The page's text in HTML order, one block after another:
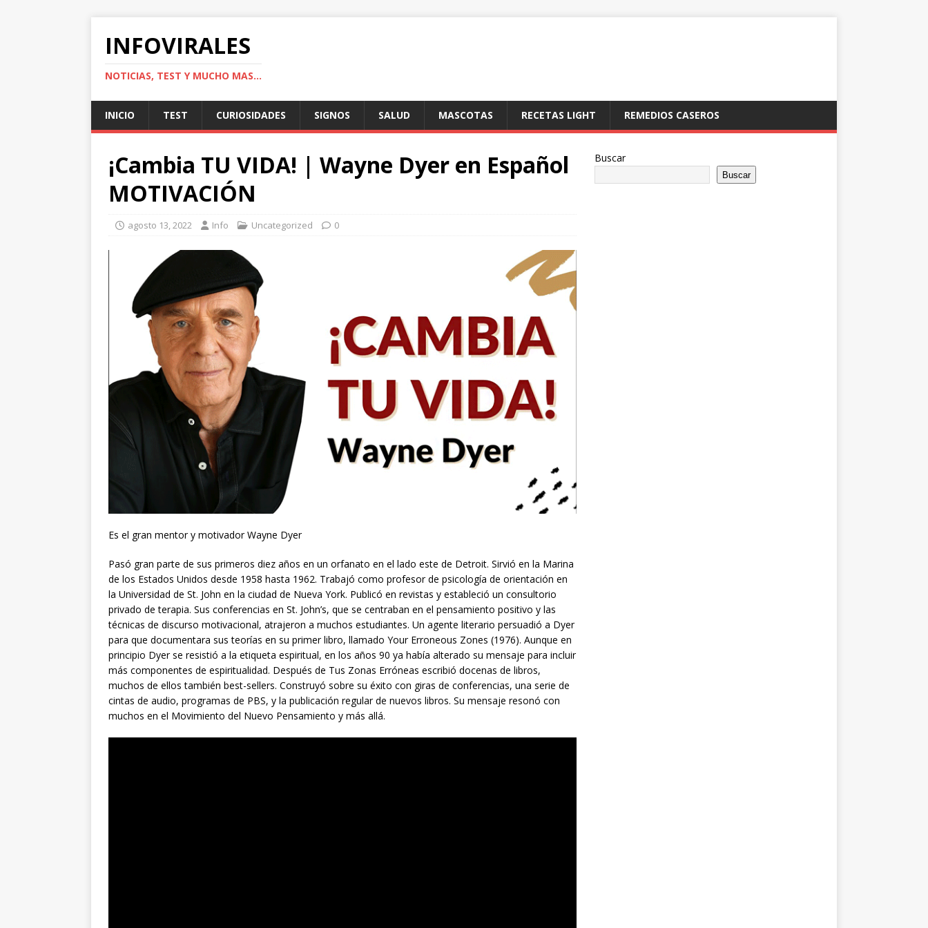
INFOVIRALES
NOTICIAS, TEST Y MUCHO MAS...
INICIO TEST CURIOSIDADES SIGNOS SALUD MASCOTAS RECETAS LIGHT REMEDIOS CASEROS
¡Cambia TU VIDA! | Wayne Dyer en Español
MOTIVACIÓN
agosto 13, 2022 Info Uncategorized 0
Es el gran mentor y motivador Wayne Dyer
Pasó gran parte de sus primeros diez años en un orfanato en el lado este de Detroit. Sirvió en la Marina
de los Estados Unidos desde 1958 hasta 1962. Trabajó como profesor de psicología de orientación en
la Universidad de St. John en la ciudad de Nueva York. Publicó en revistas y estableció un consultorio
privado de terapia. Sus conferencias en St. John’s, que se centraban en el pensamiento positivo y las
técnicas de discurso motivacional, atrajeron a muchos estudiantes. Un agente literario persuadió a Dyer
para que documentara sus teorías en su primer libro, llamado Your Erroneous Zones (1976). Aunque en
principio Dyer se resistió a la etiqueta espiritual, en los años 90 ya había alterado su mensaje para incluir
más componentes de espiritualidad. Después de Tus Zonas Erróneas escribió docenas de libros,
muchos de ellos también best-sellers. Construyó sobre su éxito con giras de conferencias, una serie de
cintas de audio, programas de PBS, y la publicación regular de nuevos libros. Su mensaje resonó con
muchos en el Movimiento del Nuevo Pensamiento y más allá.
Buscar
Buscar